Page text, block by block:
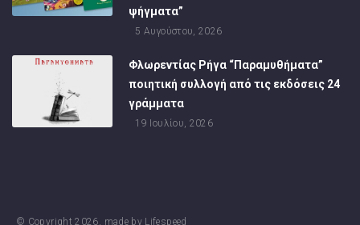
ψήγματα”
5 Αυγούστου, 2026
Φλωρεντίας Ρήγα “Παραμυθήματα”
ποιητική συλλογή από τις εκδόσεις 24
γράμματα
19 Ιουλίου, 2026
© Copyright2026, made by Lifespeed